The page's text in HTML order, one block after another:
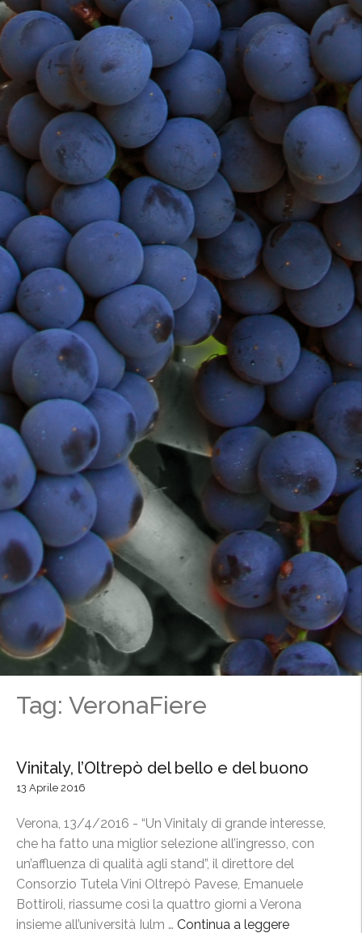
Tag: VeronaFiere
Vinitaly, l’Oltrepò del bello e del buono
13 Aprile 2016
Verona, 13/4/2016 - “Un Vinitaly di grande interesse,
che ha fatto una miglior selezione all’ingresso, con
un’affluenza di qualità agli stand”, il direttore del
Consorzio Tutela Vini Oltrepò Pavese, Emanuele
Bottiroli, riassume così la quattro giorni a Verona
insieme all’università Iulm … Continua a leggere